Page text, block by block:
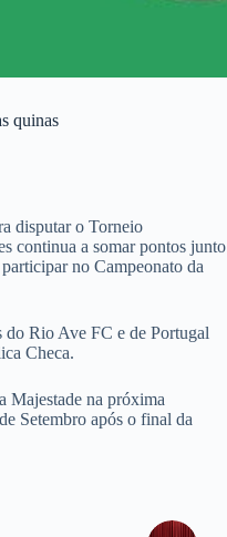
quinas
disputar o Torneio
continua a somar pontos junto
no Campeonato da
do Rio Ave FC e de Portugal
Checa.
Majestade na próxima
Setembro após o final da